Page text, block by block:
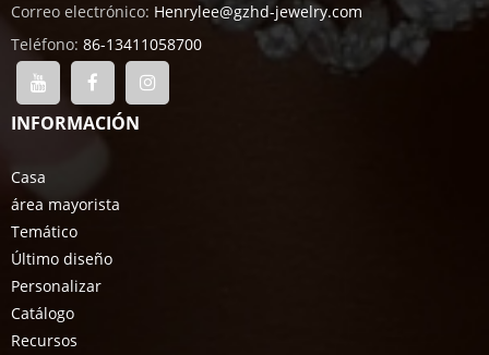
Correo electrónico: Henrylee@gzhd-jewelry.com
Teléfono: 86-13411058700
INFORMACIÓN
Casa
área mayorista
Temático
Último diseño
Personalizar
Catálogo
Recursos